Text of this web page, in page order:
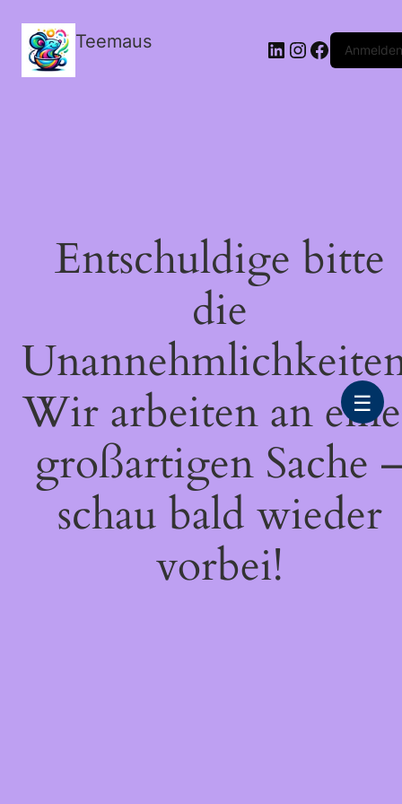
Teemaus LinkedIn
Instagram
FacebookAnmelden
Entschuldige bitte
die
Wir arbeiten an
großartigen Sache
schau bald wieder
vorbei!
☰